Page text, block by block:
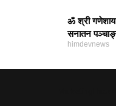
ॐ श्री
सनातन
himdevnews